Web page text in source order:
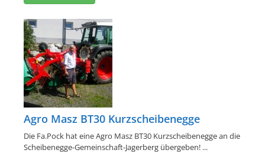
Agro Masz BT30 Kurzscheibenegge
Die Fa.Pock hat eine Agro Masz BT30 Kurzscheibenegge an die
Scheibenegge-Gemeinschaft-Jagerberg übergeben! ...